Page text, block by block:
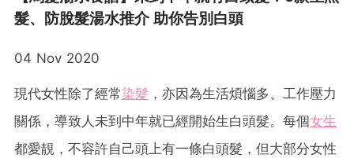
髮、防脫髮湯水推介 助你告別白頭
04 Nov 2020
現代女性除了經常染髮 ，亦因為生活煩惱多、工作壓力
關係，導致人未到中年就已經開始生白頭髮。每個女生
都愛靚，不容許自己頭上有一條白頭髮，但大部分女性